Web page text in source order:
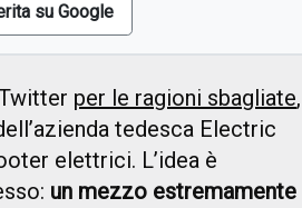
su Google
per le ragioni sbagliate,
tedesca Electric
elettrici. L’idea è
un mezzo estremamente